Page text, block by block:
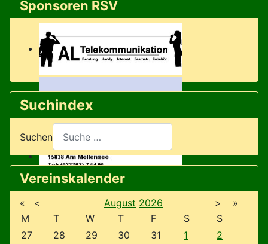
Sponsoren RSV
Suchindex
Suchen
Vereinskalender
« < August 2026 >
»
M
T W T F S
S
27
28 29 30 31 1
2